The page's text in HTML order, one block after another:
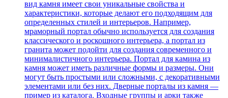
вид камня имеет свои уникальные свойства и
характеристики, которые делают его подходящим для
определенных стилей и интерьеров. Например,
мраморный портал обычно используется для создания
классического и роскошного интерьера, а портал из
гранита может подойти для создания современного и
минималистичного интерьера. Портал для камина из
камня может иметь различные формы и размеры. Они
могут быть простыми или сложными, с декоративными
элементами или без них. Дверные порталы из камня —
пример из каталога. Входные группы и арки также